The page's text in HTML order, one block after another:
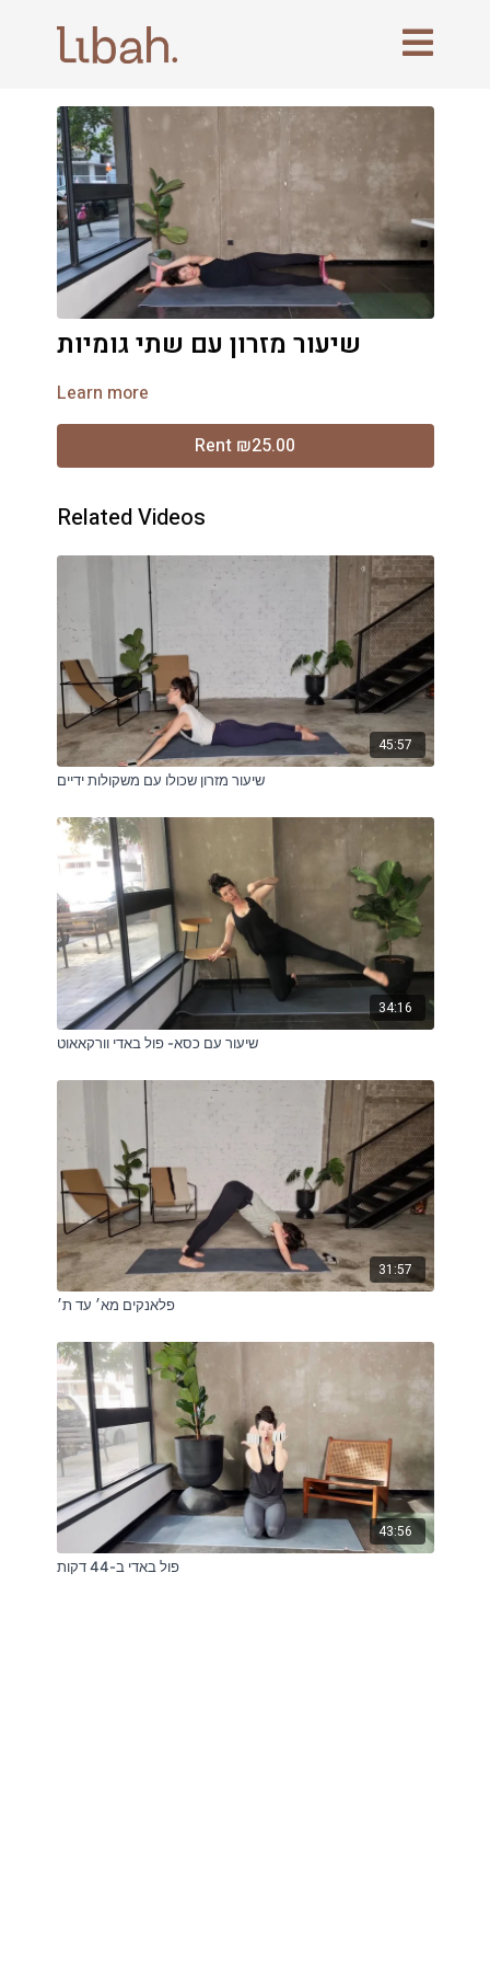
שיעור מזרון עם שתי גומיות
Learn more
Rent ₪25.00
Related Videos
45:57
שיעור מזרון שכולו עם משקולות ידיים
34:16
שיעור עם כסא- פול באדי וורקאאוט
31:57
פלאנקים מא׳ עד ת׳
43:56
פול באדי ב-44 דקות